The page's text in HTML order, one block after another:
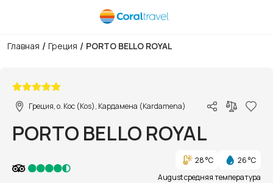
Главная / Греция / PORTO BELLO ROYAL
Греция, о. Кос (Kos), Кардамена (Kardamena)
PORTO BELLO ROYAL
28 °C
26 °C
August средняя температура